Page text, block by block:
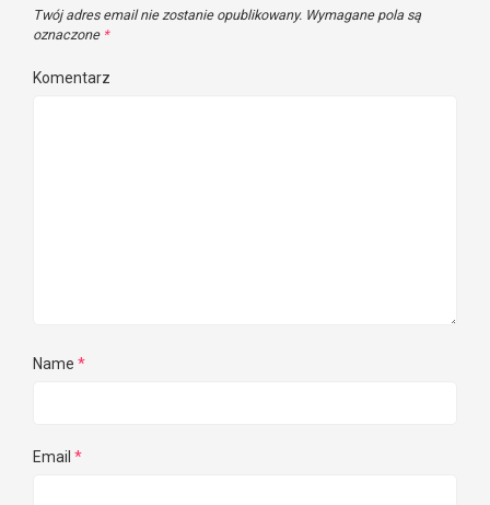
Twój adres email nie zostanie opublikowany. Wymagane pola są
oznaczone *
Komentarz
Name *
Email *